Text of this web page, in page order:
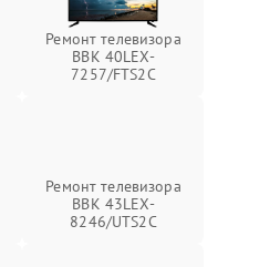
Ремонт телевизора
BBK 40LEX-
7257/FTS2C
Ремонт телевизора
BBK 43LEX-
8246/UTS2C